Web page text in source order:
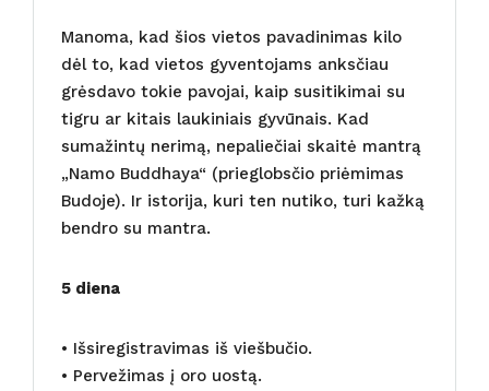
Manoma, kad šios vietos pavadinimas kilo
dėl to, kad vietos gyventojams anksčiau
grėsdavo tokie pavojai, kaip susitikimai su
tigru ar kitais laukiniais gyvūnais. Kad
sumažintų nerimą, nepaliečiai skaitė mantrą
„Namo Buddhaya“ (prieglobsčio priėmimas
Budoje). Ir istorija, kuri ten nutiko, turi kažką
bendro su mantra.
5 diena
• Išsiregistravimas iš viešbučio.
• Pervežimas į oro uostą.